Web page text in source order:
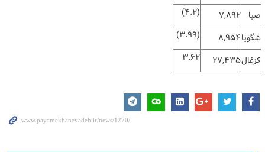
صبا
7,892
(4.2)
شگویا8,954
(3.99)
کزغال27,435
3.62